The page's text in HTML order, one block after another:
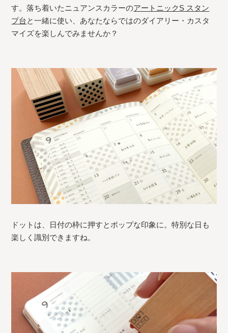
す。落ち着いたニュアンスカラーのアートニックS スタン
プ台と一緒に使い、あなたならではのダイアリー・カスタ
マイズを楽しんでみませんか？
ドットは、日付の枠に押すとポップな印象に。特別な日も
楽しく識別できますね。